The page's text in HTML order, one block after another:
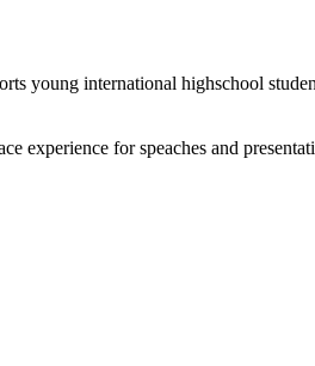
young international highschool
experience for speaches and